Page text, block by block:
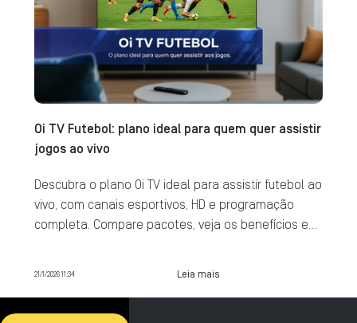
Oi TV Futebol: plano ideal para quem quer assistir
jogos ao vivo
Descubra o plano Oi TV ideal para assistir futebol ao
vivo, com canais esportivos, HD e programação
completa. Compare pacotes, veja os benefícios e
21/1/2026 11:34 Leia mais